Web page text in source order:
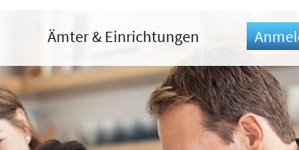
Ämter & Einrichtungen